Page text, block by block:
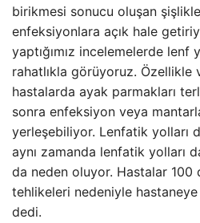
birikmesi sonucu oluşan
enfeksiyonlara açık hale
yaptığımız incelemelerde lenf
rahatlıkla görüyoruz.
hastalarda ayak parmakları
sonra enfeksiyon veya
yerleşebiliyor. Lenfatik yolları
aynı zamanda lenfatik yolları
da neden oluyor. Hastalar 100
tehlikeleri nedeniyle hastaneye
dedi.